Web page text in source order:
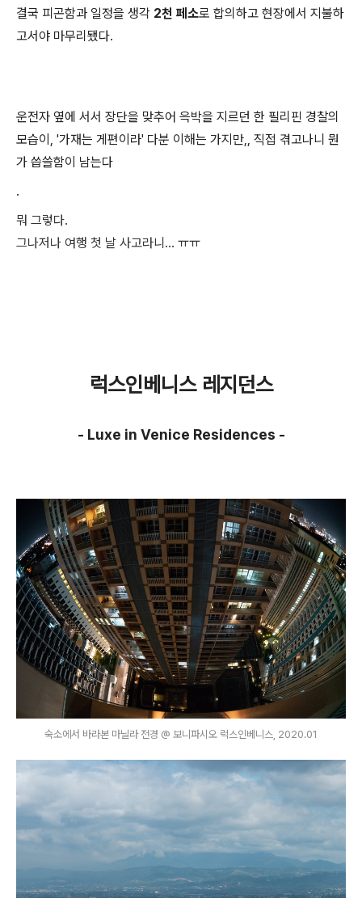
결국 피곤함과 일정을 생각 2천 페소로 합의하고 현장에서 지불하
고서야 마무리됐다.
운전자 옆에 서서 장단을 맞추어 윽박을 지르던 한 필리핀 경찰의
모습이, '가재는 게편이라' 다분 이해는 가지만,, 직접 겪고나니 뭔
가 씁쓸함이 남는다
.
뭐 그렇다.
그나저나 여행 첫 날 사고라니... ㅠㅠ
럭스인베니스 레지던스
- Luxe in Venice Residences -
숙소에서 바라본 마닐라 전경 @ 보니파시오 럭스인베니스, 2020.01